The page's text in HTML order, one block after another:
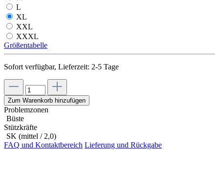
L
XL
XXL
XXXL
Größentabelle
Sofort verfügbar, Lieferzeit: 2-5 Tage
Zum Warenkorb hinzufügen
Problemzonen
Büste
Stützkräfte
SK (mittel / 2,0)
FAQ und Kontaktbereich Lieferung und Rückgabe